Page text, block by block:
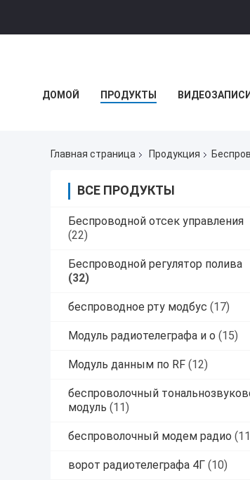
ДОМОЙ ПРОДУКТЫ ВИДЕОЗАПИСИ
Главная страница Продукция
ВСЕ ПРОДУКТЫ
Беспроводной отсек управления
(22)
Беспроводной регулятор полива
(32)
беспроводное рту модбус (17)
Модуль радиотелеграфа и о (15)
Модуль данным по RF (12)
беспроволочный
модуль (11)
беспроволочный модем радио
ворот радиотелеграфа 4Г (10)